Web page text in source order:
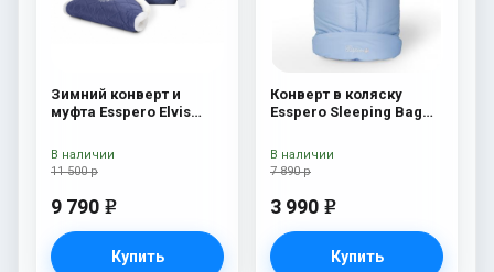
Зимний конверт и
муфта Esspero Elvis
11 500 р
9 790 e
Купить
В наличии
Конверт в коляску
Esspero Sleeping Bag
100% шерсть) Blue
Mountain
7 890 р
3 990 e
Купить
В наличии